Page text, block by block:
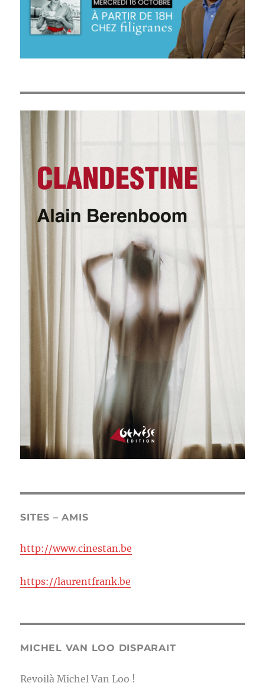
SITES – AMIS
http://www.cinestan.be
https://laurentfrank.be
MICHEL VAN LOO DISPARAIT
Revoilà Michel Van Loo !